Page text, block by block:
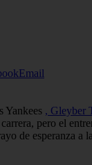
Email
Yankees , Gleyber
carrera, pero el
de esperanza a